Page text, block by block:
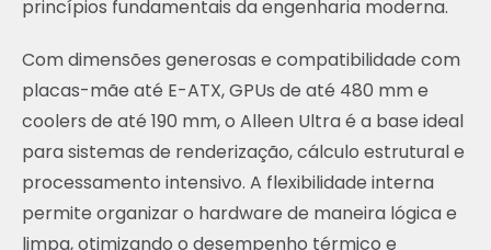
princípios fundamentais da engenharia moderna.
Com dimensões generosas e compatibilidade com
placas-mãe até E-ATX, GPUs de até 480 mm e
coolers de até 190 mm, o Alleen Ultra é a base ideal
para sistemas de renderização, cálculo estrutural e
processamento intensivo. A flexibilidade interna
permite organizar o hardware de maneira lógica e
limpa, otimizando o desempenho térmico e